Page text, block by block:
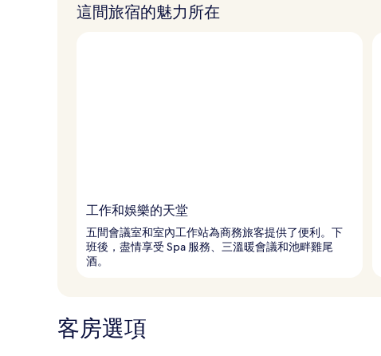
這間旅宿的魅力所在
工作和娛樂的天堂
五間會議室和室內工作站為商務旅客提供了便利。下
班後，盡情享受 Spa 服務、三溫暖會議和池畔雞尾
酒。
客房選項